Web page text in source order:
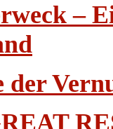
–
der